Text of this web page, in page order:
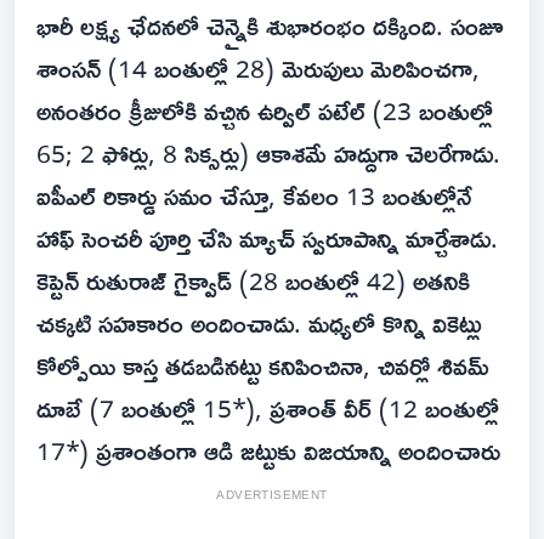
భారీ లక్ష్య ఛేదనలో చెన్నైకి శుభారంభం దక్కింది. సంజూ
శాంసన్ (14 బంతుల్లో 28) మెరుపులు మెరిపించగా,
అనంతరం క్రీజులోకి వచ్చిన ఉర్విల్ పటేల్ (23 బంతుల్లో
65; 2 ఫోర్లు, 8 సిక్సర్లు) ఆకాశమే హద్దుగా చెలరేగాడు.
ఐపీఎల్ రికార్డు సమం చేస్తూ, కేవలం 13 బంతుల్లోనే
హాఫ్ సెంచరీ పూర్తి చేసి మ్యాచ్ స్వరూపాన్ని మార్చేశాడు.
కెప్టెన్ రుతురాజ్ గైక్వాడ్ (28 బంతుల్లో 42) అతనికి
చక్కటి సహకారం అందించాడు. మధ్యలో కొన్ని వికెట్లు
కోల్పోయి కాస్త తడబడినట్టు కనిపించినా, చివర్లో శివమ్
దూబే (7 బంతుల్లో 15*), ప్రశాంత్ వీర్ (12 బంతుల్లో
17*) ప్రశాంతంగా ఆడి జట్టుకు విజయాన్ని అందించారు
ADVERTISEMENT